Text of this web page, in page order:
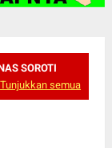
SOROTI
Tunjukkan semua